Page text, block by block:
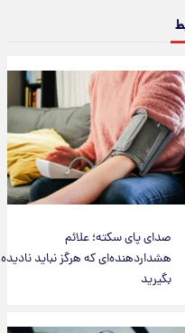
صدای پای سکته؛ علائم
هشداردهنده‌ای که هرگز نباید نادیده
بگیرید